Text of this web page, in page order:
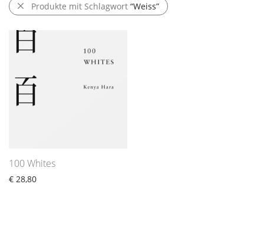
Produkte mit Schlagwort “Weiss”
100 Whites
€ 28,80